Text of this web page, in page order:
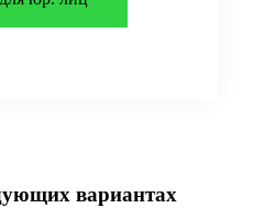
вариантах